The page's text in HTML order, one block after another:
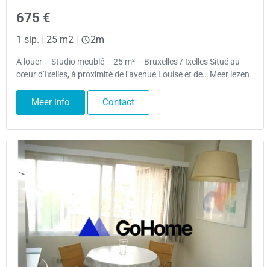
675 €
1 slp. | 25 m2 | 2m
À louer – Studio meublé – 25 m² – Bruxelles / Ixelles Situé au
cœur d’Ixelles, à proximité de l’avenue Louise et de… Meer lezen
Meer info Contact